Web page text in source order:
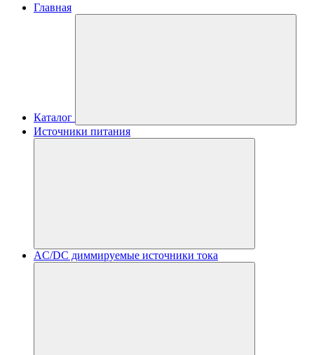
Главная
Каталог
Источники питания
AC/DC диммируемые источники тока